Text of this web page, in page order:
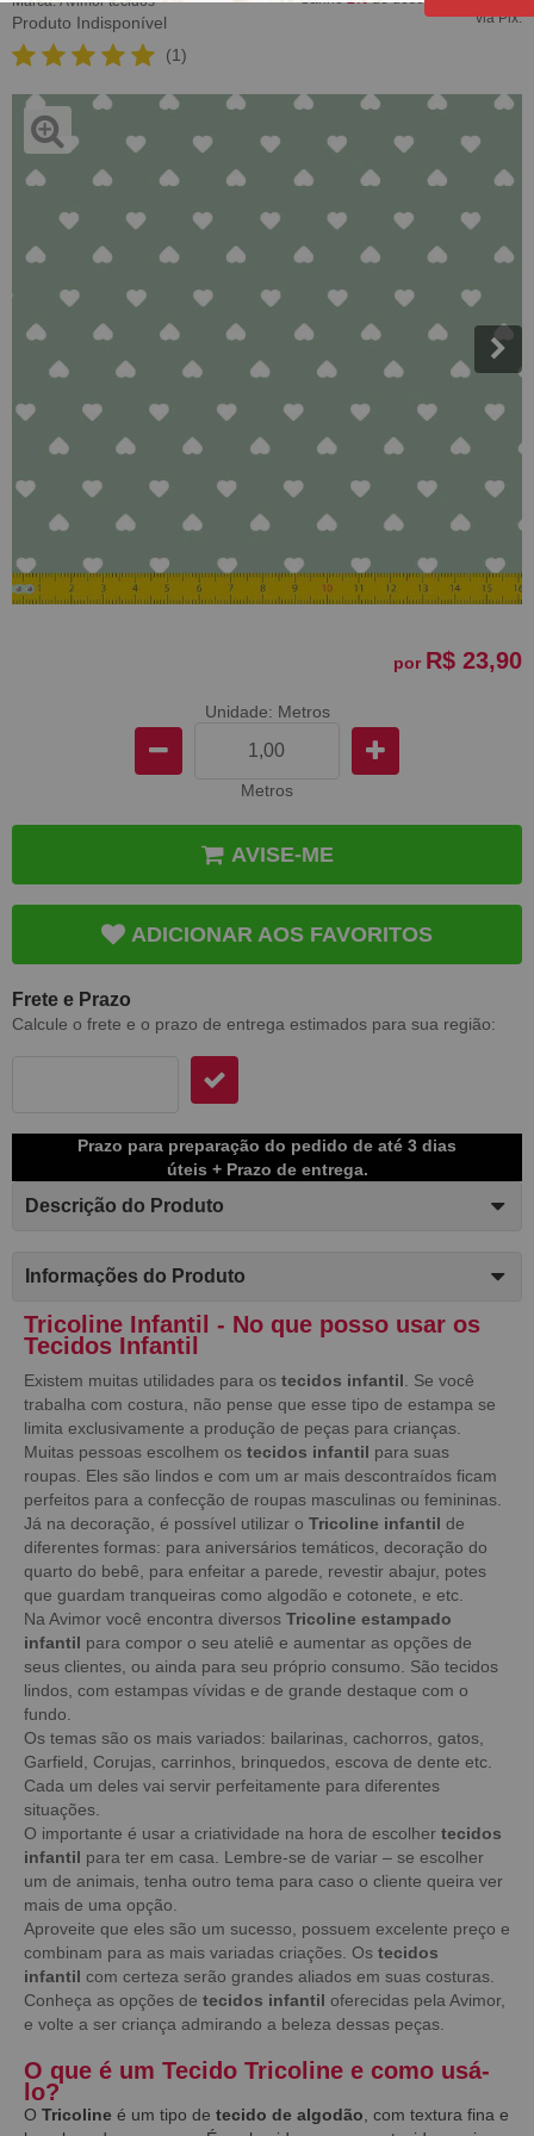
Produto Indisponível
(1)
via Pix.
por R$ 23,90
Unidade: Metros
Metros
AVISE-ME
ADICIONAR AOS FAVORITOS
Frete e Prazo
Calcule o frete e o prazo de entrega estimados para sua região:
Prazo para preparação do pedido de até 3 dias
úteis + Prazo de entrega.
Descrição do Produto
Informações do Produto
Tricoline Infantil - No que posso usar os
Tecidos Infantil
Existem muitas utilidades para os tecidos infantil. Se você
trabalha com costura, não pense que esse tipo de estampa se
limita exclusivamente a produção de peças para crianças.
Muitas pessoas escolhem os tecidos infantil para suas
roupas. Eles são lindos e com um ar mais descontraídos ficam
perfeitos para a confecção de roupas masculinas ou femininas.
Já na decoração, é possível utilizar o Tricoline infantil de
diferentes formas: para aniversários temáticos, decoração do
quarto do bebê, para enfeitar a parede, revestir abajur, potes
que guardam tranqueiras como algodão e cotonete, e etc.
Na Avimor você encontra diversos Tricoline estampado
infantil para compor o seu ateliê e aumentar as opções de
seus clientes, ou ainda para seu próprio consumo. São tecidos
lindos, com estampas vívidas e de grande destaque com o
fundo.
Os temas são os mais variados: bailarinas, cachorros, gatos,
Garfield, Corujas, carrinhos, brinquedos, escova de dente etc.
Cada um deles vai servir perfeitamente para diferentes
situações.
O importante é usar a criatividade na hora de escolher tecidos
infantil para ter em casa. Lembre-se de variar – se escolher
um de animais, tenha outro tema para caso o cliente queira ver
mais de uma opção.
Aproveite que eles são um sucesso, possuem excelente preço e
combinam para as mais variadas criações. Os tecidos
infantil com certeza serão grandes aliados em suas costuras.
Conheça as opções de tecidos infantil oferecidas pela Avimor,
e volte a ser criança admirando a beleza dessas peças.
O que é um Tecido Tricoline e como usá-
lo?
O Tricoline é um tipo de tecido de algodão, com textura fina e